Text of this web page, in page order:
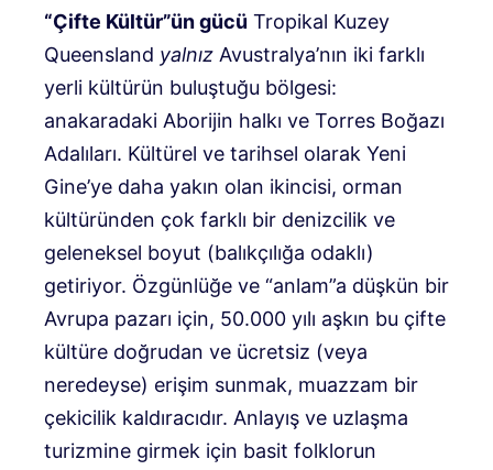
“Çifte Kültür”ün gücü Tropikal Kuzey
Queensland yalnız Avustralya’nın iki farklı
yerli kültürün buluştuğu bölgesi:
anakaradaki Aborijin halkı ve Torres Boğazı
Adalıları. Kültürel ve tarihsel olarak Yeni
Gine’ye daha yakın olan ikincisi, orman
kültüründen çok farklı bir denizcilik ve
geleneksel boyut (balıkçılığa odaklı)
getiriyor. Özgünlüğe ve “anlam”a düşkün bir
Avrupa pazarı için, 50.000 yılı aşkın bu çifte
kültüre doğrudan ve ücretsiz (veya
neredeyse) erişim sunmak, muazzam bir
çekicilik kaldıracıdır. Anlayış ve uzlaşma
turizmine girmek için basit folklorun